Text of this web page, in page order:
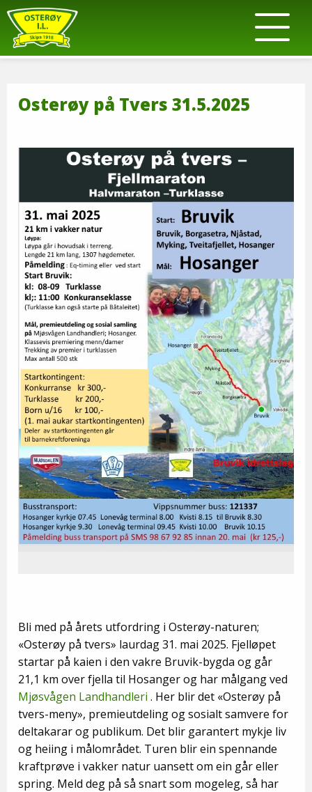
Osterøy på Tvers 31.5.2025
Bli med på årets utfordring i Osterøy-naturen;
«Osterøy på tvers» laurdag 31. mai 2025. Fjelløpet
startar på kaien i den vakre Bruvik-bygda og går
21,1 km over fjella til Hosanger og har målgang ved
Mjøsvågen Landhandleri . Her blir det «Osterøy på
tvers-meny», premieutdeling og sosialt samvere for
deltakarar og publikum. Det blir garantert mykje liv
og heiing i målområdet. Turen blir ein spennande
kraftprøve i vakker natur uansett om ein går eller
spring. Meld deg på så snart som mogeleg, så har